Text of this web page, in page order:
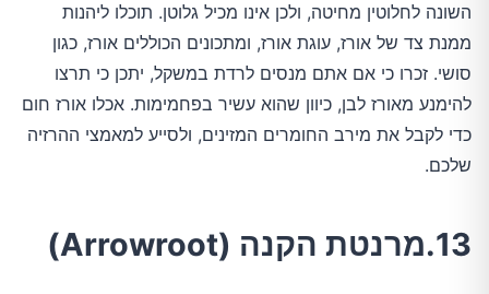
השונה לחלוטין מחיטה, ולכן אינו מכיל גלוטן. תוכלו ליהנות
ממנת צד של אורז, עוגת אורז, ומתכונים הכוללים אורז, כגון
סושי. זכרו כי אם אתם מנסים לרדת במשקל, יתכן כי תרצו
להימנע מאורז לבן, כיוון שהוא עשיר בפחמימות. אכלו אורז חום
כדי לקבל את מירב החומרים המזינים, ולסייע למאמצי ההרזיה
שלכם.
13.מרנטת הקנה (Arrowroot)